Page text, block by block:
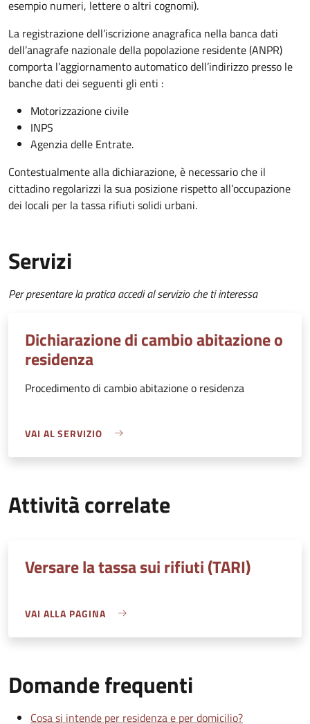
esempio numeri, lettere o altri cognomi).
La registrazione dell’iscrizione anagrafica nella banca dati
dell’anagrafe nazionale della popolazione residente (ANPR)
comporta l’aggiornamento automatico dell’indirizzo presso le
banche dati dei seguenti gli enti :
Motorizzazione civile
INPS
Agenzia delle Entrate.
Contestualmente alla dichiarazione, è necessario che il
cittadino regolarizzi la sua posizione rispetto all’occupazione
dei locali per la tassa rifiuti solidi urbani.
Servizi
Per presentare la pratica accedi al servizio che ti interessa
Dichiarazione di cambio abitazione o
residenza
Procedimento di cambio abitazione o residenza
VAI AL SERVIZIO
Attività correlate
Versare la tassa sui rifiuti (TARI)
VAI ALLA PAGINA
Domande frequenti
Cosa si intende per residenza e per domicilio?